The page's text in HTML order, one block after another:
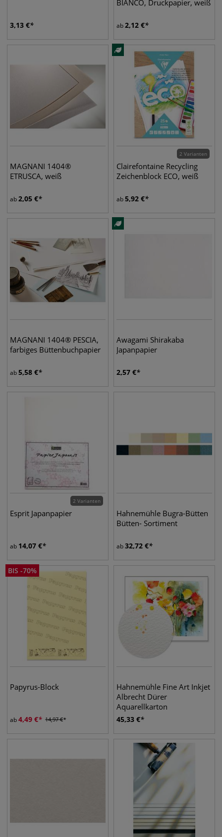
3,13 €
BIANCO, Druckpapier, weiß
ab2,12 €
MAGNANI 1404®
ETRUSCA, weiß
ab2,05 €
2 Varianten
Clairefontaine Recycling
Zeichenblock ECO, weiß
ab5,92 €
MAGNANI 1404® PESCIA,
farbiges Büttenbuchpapier
ab5,58 €
Awagami Shirakaba
Japanpapier
2,57 €
2 Varianten
Esprit Japanpapier
ab 14,07 €
Hahnemühle Bugra-Bütten
Bütten- Sortiment
ab32,72 €
BIS -70%
Papyrus-Block
ab4,49 € 14,97€
Hahnemühle Fine Art Inkjet
Albrecht Dürer
Aquarellkarton
45,33 €